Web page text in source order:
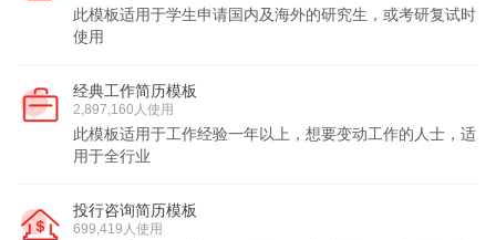
此模板适用于学生申请国内及海外的研究生，或考研复试时
使用
经典工作简历模板
2,897,160人使用
此模板适用于工作经验一年以上，想要变动工作的人士，适
用于全行业
投行咨询简历模板
699,419人使用